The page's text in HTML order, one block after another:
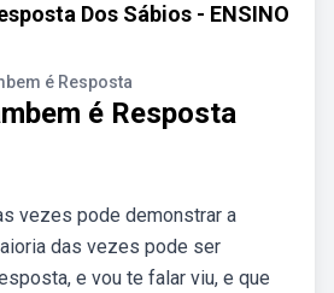
Dos Sábios - ENSINO
é Resposta
é Resposta
vezes pode demonstrar a
das vezes pode ser
e vou te falar viu, e que